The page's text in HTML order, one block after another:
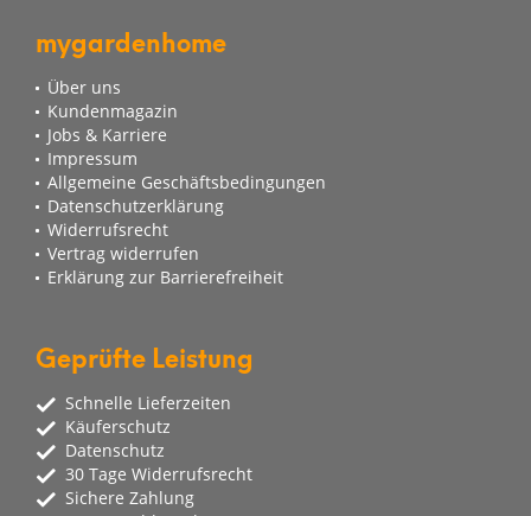
mygardenhome
Über uns
Kundenmagazin
Jobs & Karriere
Impressum
Allgemeine Geschäftsbedingungen
Datenschutzerklärung
Widerrufsrecht
Vertrag widerrufen
Erklärung zur Barrierefreiheit
Geprüfte Leistung
Schnelle Lieferzeiten
Käuferschutz
Datenschutz
30 Tage Widerrufsrecht
Sichere Zahlung